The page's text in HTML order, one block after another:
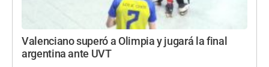
Valenciano superó a Olimpia y jugará la final
argentina ante UVT